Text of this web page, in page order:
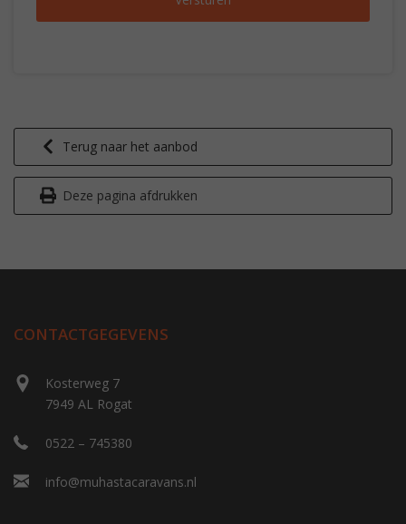
Terug naar het aanbod
Deze pagina afdrukken
CONTACTGEGEVENS
Kosterweg 7
7949 AL Rogat
0522 – 745380
info@muhastacaravans.nl